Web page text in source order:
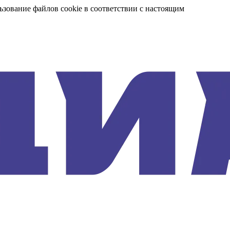
файлов cookie в соответствии с настоящим